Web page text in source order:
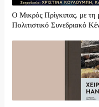
Ο Μικρός Πρίγκιπας, με τη
Πολιτιστικό Συνεδριακό